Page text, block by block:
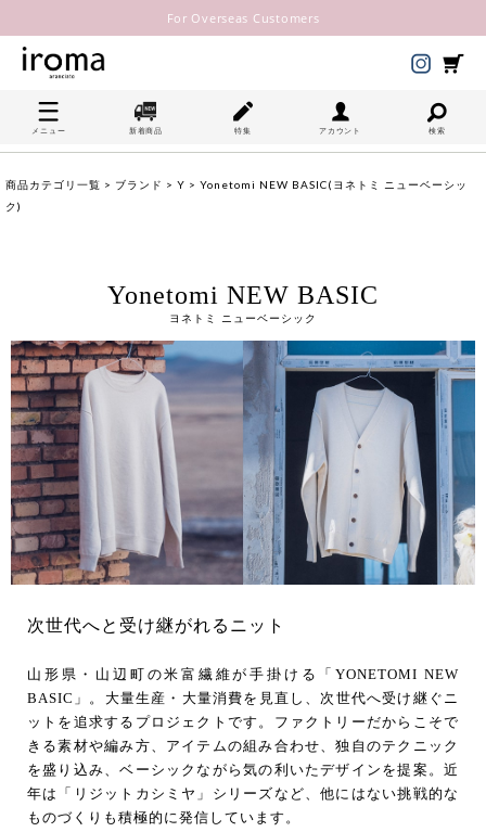
For Overseas Customers
メニュー 新着商品 特集 アカウント 検索
商品カテゴリ一覧 > ブランド > Y > Yonetomi NEW BASIC(ヨネトミ ニューベーシッ
ク)
Yonetomi NEW BASIC
ヨネトミ ニューベーシック
次世代へと受け継がれるニット
山形県・山辺町の米富繊維が手掛ける「YONETOMI NEW
BASIC」。大量生産・大量消費を見直し、次世代へ受け継ぐニ
ットを追求するプロジェクトです。ファクトリーだからこそで
きる素材や編み方、アイテムの組み合わせ、独自のテクニック
を盛り込み、ベーシックながら気の利いたデザインを提案。近
年は「リジットカシミヤ」シリーズなど、他にはない挑戦的な
ものづくりも積極的に発信しています。